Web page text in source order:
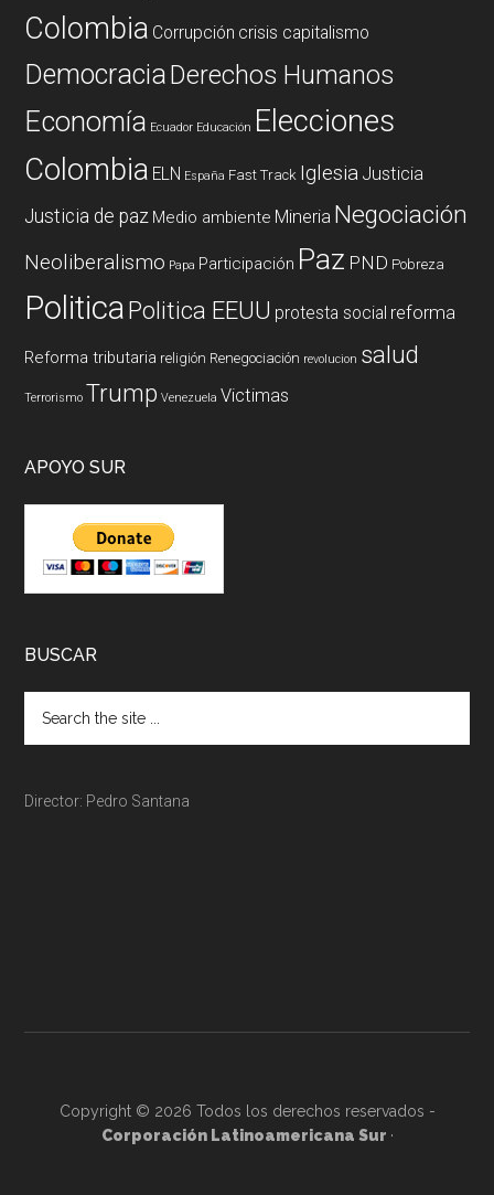
Colombia Corrupción crisis capitalismo
DemocraciaDerechos Humanos
Economía Ecuador Educación Elecciones
Colombia ELN España Fast Track Iglesia Justicia
Justicia de paz Medio ambiente Mineria Negociación
Neoliberalismo Papa Participación Paz PND Pobreza
PoliticaPolitica EEUU protesta social reforma
Reforma tributaria religión Renegociación revolucion salud
Terrorismo Trump Venezuela Victimas
APOYO SUR
BUSCAR
Director: Pedro Santana
Copyright © 2026 Todos los derechos reservados -
Corporación Latinoamericana Sur ·